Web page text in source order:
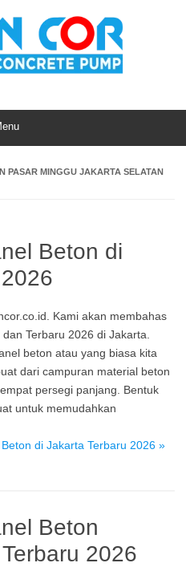
PASAR MINGGU JAKARTA SELATAN
Beton di
Kami akan membahas
Terbaru 2026 di Jakarta.
beton atau yang biasa kita
dari campuran material beton
persegi panjang. Bentuk
untuk memudahkan
di Jakarta Terbaru 2026 »
Beton
2026